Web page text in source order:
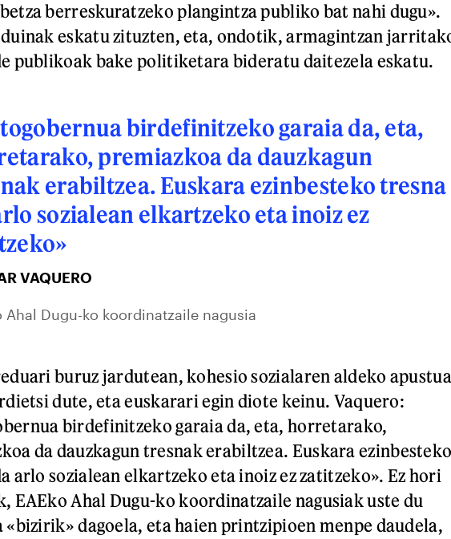
berreskuratzeko plangintza publiko bat nahi dugu».
eskatu zituzten, eta, ondotik, armagintzan
publikoak bake politiketara bideratu daitezela eskatu.
birdefinitzeko garaia da, eta,
premiazkoa da dauzkagun
erabiltzea. Euskara ezinbesteko tresna
sozialean elkartzeko eta inoiz ez
VAQUERO
Ahal Dugu-ko koordinatzaile nagusia
buruz jardutean, kohesio sozialaren aldeko apustua
dute, eta euskarari egin diote keinu. Vaquero:
birdefinitzeko garaia da, eta, horretarako,
da dauzkagun tresnak erabiltzea. Euskara
arlo sozialean elkartzeko eta inoiz ez zatitzeko». Ez hori
EAEko Ahal Dugu-ko koordinatzaile nagusiak uste du
«bizirik» dagoela, eta haien printzipioen menpe daudela,